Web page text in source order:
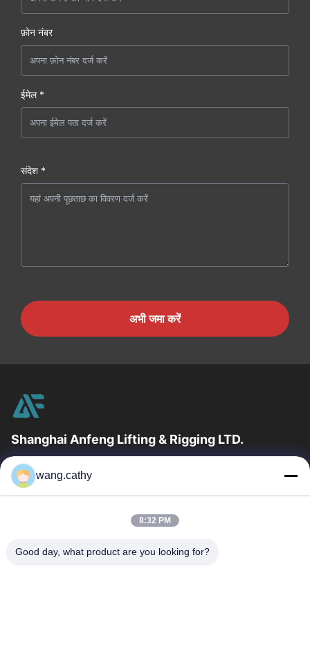
फ़ोन नंबर
ईमेल *
संदेश *
अभी जमा करें
Shanghai Anfeng Lifting & Rigging LTD.
उद्योग में 20 वर्षों के अनुभव के साथ, हम अपने ग्राहकों को प्रीमियम लिफ्टिंग और
हेराफेरी उत्पादों और कस्टम-डिज़ाइन किए गए लिफ्टिंग समाधान प्रदान...
त्वरित लिंक
उत्पादों
वीडियो
हमारे बारे में
wang.cathy
8:32 PM
Good day, what product are you looking for?